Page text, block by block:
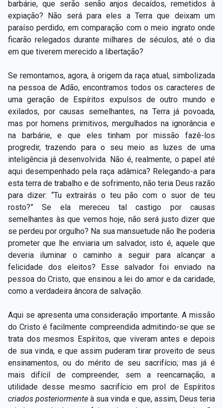
barbárie, que serão senão anjos decaídos, remetidos à
expiação? Não será para eles a Terra que deixam um
paraíso perdido, em comparação com o meio ingrato onde
ficarão relegados durante milhares de séculos, até o dia
em que tiverem merecido a libertação?
Se remontamos, agora, à origem da raça atual, simbolizada
na pessoa de Adão, encontramos todos os caracteres de
uma geração de Espíritos expulsos de outro mundo e
exilados, por causas semelhantes, na Terra já povoada,
mas por homens primitivos, mergulhados na ignorância e
na barbárie, e que eles tinham por missão fazê-los
progredir, trazendo para o seu meio as luzes de uma
inteligência já desenvolvida. Não é, realmente, o papel até
aqui desempenhado pela raça adâmica? Relegando-a para
esta terra de trabalho e de sofrimento, não teria Deus razão
para dizer: “Tu extrairás o teu pão com o suor de teu
rosto?” Se ela mereceu tal castigo por causas
semelhantes às que vemos hoje, não será justo dizer que
se perdeu por orgulho? Na sua mansuetude não lhe poderia
prometer que lhe enviaria um salvador, isto é, aquele que
deveria iluminar o caminho a seguir para alcançar a
felicidade dos eleitos? Esse salvador foi enviado na
pessoa do Cristo, que ensinou a lei do amor e da caridade,
como a verdadeira âncora de salvação.
Aqui se apresenta uma consideração importante. A missão
do Cristo é facilmente compreendida admitindo-se que se
trata dos mesmos Espíritos, que viveram antes e depois
de sua vinda, e que assim puderam tirar proveito de seus
ensinamentos, ou do mérito de seu sacrifício; mas já é
mais difícil de compreender, sem a reencarnação, a
utilidade desse mesmo sacrifício em prol de Espíritos
criados posteriormenteà sua vinda e que, assim, Deus teria